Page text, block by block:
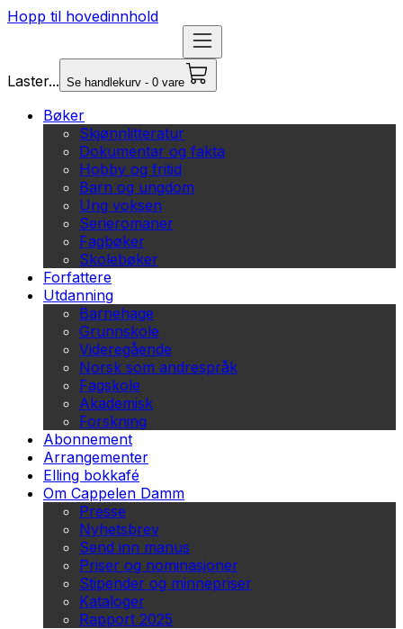
Hopp til hovedinnhold
Laster... Se handlekurv - 0 vare
Bøker
Skjønnlitteratur
Dokumentar og fakta
Hobby og fritid
Barn og ungdom
Ung voksen
Serieromaner
Fagbøker
Skolebøker
Forfattere
Utdanning
Barnehage
Grunnskole
Videregående
Norsk som andrespråk
Fagskole
Akademisk
Forskning
Abonnement
Arrangementer
Elling bokkafé
Om Cappelen Damm
Presse
Nyhetsbrev
Send inn manus
Priser og nominasjoner
Stipender og minnepriser
Kataloger
Rapport 2025